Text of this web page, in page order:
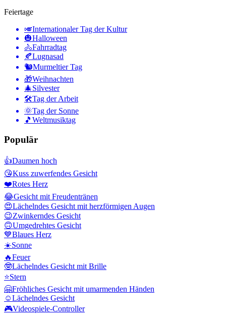
Feiertage
🎺Internationaler Tag der Kultur
🎃Halloween
🚴Fahrradtag
🍂Lugnasad
🐿Murmeltier Tag
🎁Weihnachten
🎄Silvester
🛠Tag der Arbeit
🌞Tag der Sonne
🎵 Weltmusiktag
Populär
👍Daumen hoch
😘Kuss zuwerfendes Gesicht
❤️Rotes Herz
😂Gesicht mit Freudentränen
😍Lächelndes Gesicht mit herzförmigen Augen
😉Zwinkerndes Gesicht
🙃Umgedrehtes Gesicht
💙Blaues Herz
☀️Sonne
🔥Feuer
🤓Lächelndes Gesicht mit Brille
⭐Stern
🤗Fröhliches Gesicht mit umarmenden Händen
☺️Lächelndes Gesicht
🎮Videospiele-Controller